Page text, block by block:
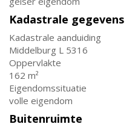
Kadastrale gegevens
Kadastrale aanduiding
Middelburg L 5316
Oppervlakte
162 m²
Eigendomssituatie
volle eigendom
Buitenruimte